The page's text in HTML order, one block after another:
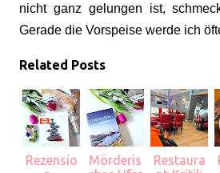
nicht ganz gelungen ist,
Gerade die Vorspeise werde ich
Related Posts
Rezensio
Mörderis
Restaura